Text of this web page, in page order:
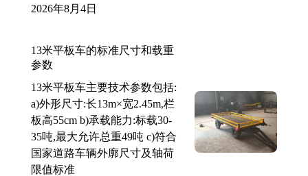
2026年8月4日
13米平板车的标准尺寸和载重
参数
13米平板车主要技术参数包括:
a)外形尺寸:长13m×宽2.45m,栏
板高55cm b)承载能力:标载30-
35吨,最大允许总重49吨 c)符合
国家道路车辆外廓尺寸及轴荷
限值标准